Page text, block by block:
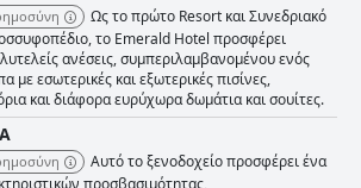
έπιπλα και τα εξαρτήματα του μπάνιου. Η
είναι άψογη με αποτελεσματική και
Το προσωπικό λαμβάνει υψηλούς
ευγενικό και εξυπηρετικό χαρακτήρα του
και επαγγελματισμό. Το ξενοδοχείο
χώρο σπα με εξαιρετικές και
προσβάσιμες τόσο στους επισκέπτες όσο και
εκστασιάζονται για τις καθαρές και
Ως το πρώτο Resort και Συνεδριακό
το Emerald Hotel προσφέρει
ανέσεις, συμπεριλαμβανομένου ενός
με εσωτερικές και εξωτερικές πισίνες,
και διάφορα ευρύχωρα δωμάτια και σουίτες.
Αυτό το ξενοδοχείο προσφέρει ένα
προσβασιμότητας,